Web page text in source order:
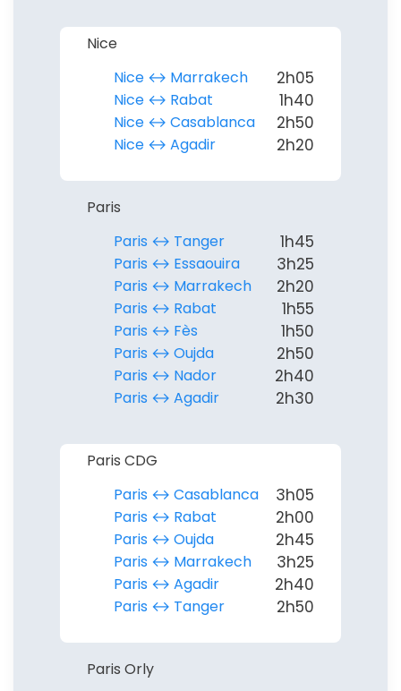
Nice
Nice ↔︎ Marrakech
2h05
Nice ↔︎ Rabat 1h40
Nice ↔︎ Casablanca 2h50
Nice ↔︎ Agadir 2h20
Paris
Paris ↔︎ Tanger
1h45
Paris ↔︎ Essaouira 3h25
Paris ↔︎ Marrakech 2h20
Paris ↔︎ Rabat 1h55
Paris ↔︎ Fès 1h50
Paris ↔︎ Oujda 2h50
Paris ↔︎ Nador 2h40
Paris ↔︎ Agadir 2h30
Paris CDG
Paris ↔︎ Casablanca
3h05
Paris ↔︎ Rabat 2h00
Paris ↔︎ Oujda 2h45
Paris ↔︎ Marrakech 3h25
Paris ↔︎ Agadir 2h40
Paris ↔︎ Tanger 2h50
Paris Orly